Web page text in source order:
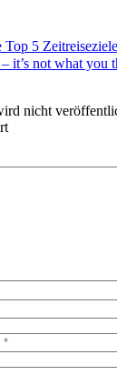
Top 5 Zeitreiseziele
it’s not what you
nicht